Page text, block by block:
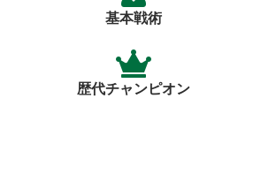
基本戦術
歴代チャンピオン